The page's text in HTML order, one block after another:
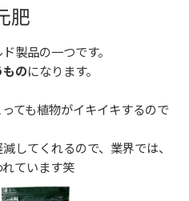
肥
製品の一つです。
のになります。
ても植物がイキイキするので
してくれるので、業界では、
ています笑